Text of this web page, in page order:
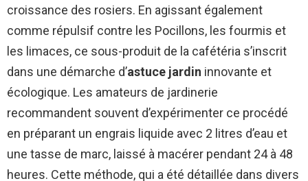
croissance des rosiers. En agissant également
comme répulsif contre les Pocillons, les fourmis et
les limaces, ce sous-produit de la cafétéria s’inscrit
dans une démarche d’astuce jardin innovante et
écologique. Les amateurs de jardinerie
recommandent souvent d’expérimenter ce procédé
en préparant un engrais liquide avec 2 litres d’eau et
une tasse de marc, laissé à macérer pendant 24 à 48
heures. Cette méthode, qui a été détaillée dans divers